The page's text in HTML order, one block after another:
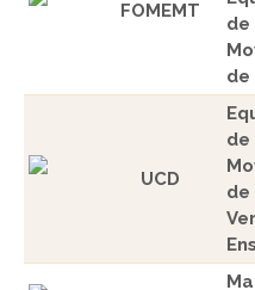
FOMEMT
de
de
UCD
de
de